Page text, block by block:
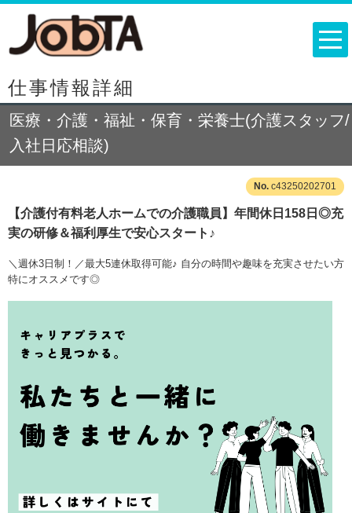
仕事情報詳細
医療・介護・福祉・保育・栄養士(介護スタッフ/
入社日応相談)
c43250202701
【介護付有料老人ホームでの介護職員】年間休日158日◎充
実の研修＆福利厚生で安心スタート♪
＼週休3日制！／最大5連休取得可能♪ 自分の時間や趣味を充実させたい方
特にオススメです◎